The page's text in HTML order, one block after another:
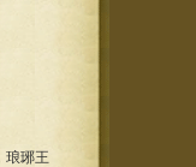
琅琊王